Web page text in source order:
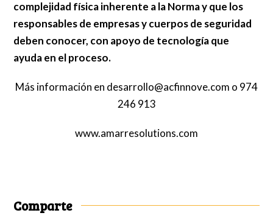
complejidad física inherente a la Norma y que los
responsables de empresas y cuerpos de seguridad
deben conocer, con apoyo de tecnología que
ayuda en el proceso.
Más información en desarrollo@acfinnove.com o 974
246 913
www.amarresolutions.com
Comparte